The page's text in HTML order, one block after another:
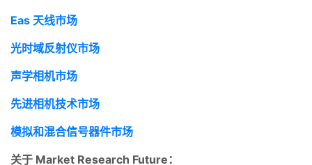
Eas 天线市场
光时域反射仪市场
声学相机市场
先进相机技术市场
模拟和混合信号器件市场
关于 Market Research Future：